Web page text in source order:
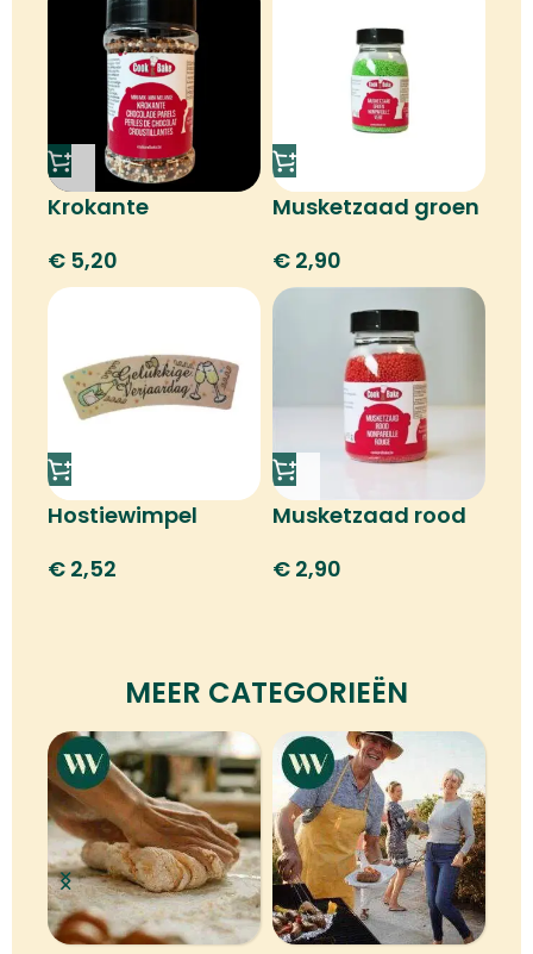
Krokante
€ 5,20
Musketzaad groen
€ 2,90
Hostiewimpel
verjaardag
€ 2,52
Musketzaad rood
€ 2,90
MEER CATEGORIEËN